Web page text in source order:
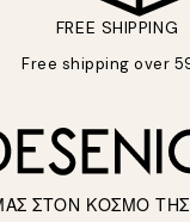
FREE SHIPPING
Free shipping over
ΣΤΟΝ ΚΟΣΜΟ